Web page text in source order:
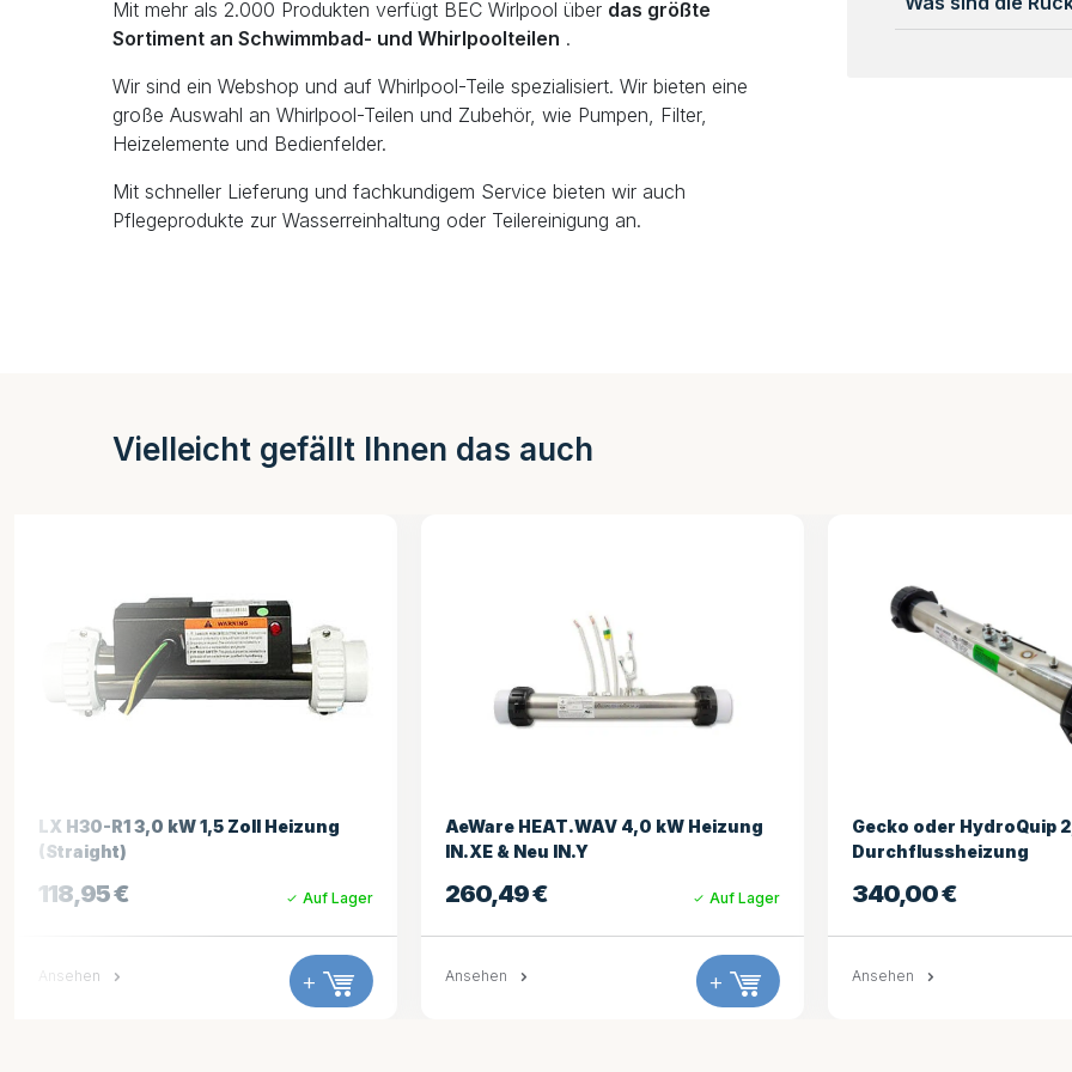
Mit mehr als 2.000 Produkten verfügt BEC Wirlpool über das größte
Sortiment an Schwimmbad- und Whirlpoolteilen .
Wir sind ein Webshop und auf Whirlpool-Teile spezialisiert. Wir bieten eine
große Auswahl an Whirlpool-Teilen und Zubehör, wie Pumpen, Filter,
Heizelemente und Bedienfelder.
Mit schneller Lieferung und fachkundigem Service bieten wir auch
Pflegeprodukte zur Wasserreinhaltung oder Teilereinigung an.
Vielleicht gefällt Ihnen das auch
AeWare HEAT.WAV 4,0 kW Heizung
IN.XE & Neu IN.Y
260,49€ Auf Lager
Ansehen +
Gecko oder HydroQuip 2,5 kW
Durchflussheizung
340,00€ Auf Lager
Ansehen +
LX H30-R1 3,0 kW 2,0
Sensorkabel (gerade)
144,95€
Ansehen